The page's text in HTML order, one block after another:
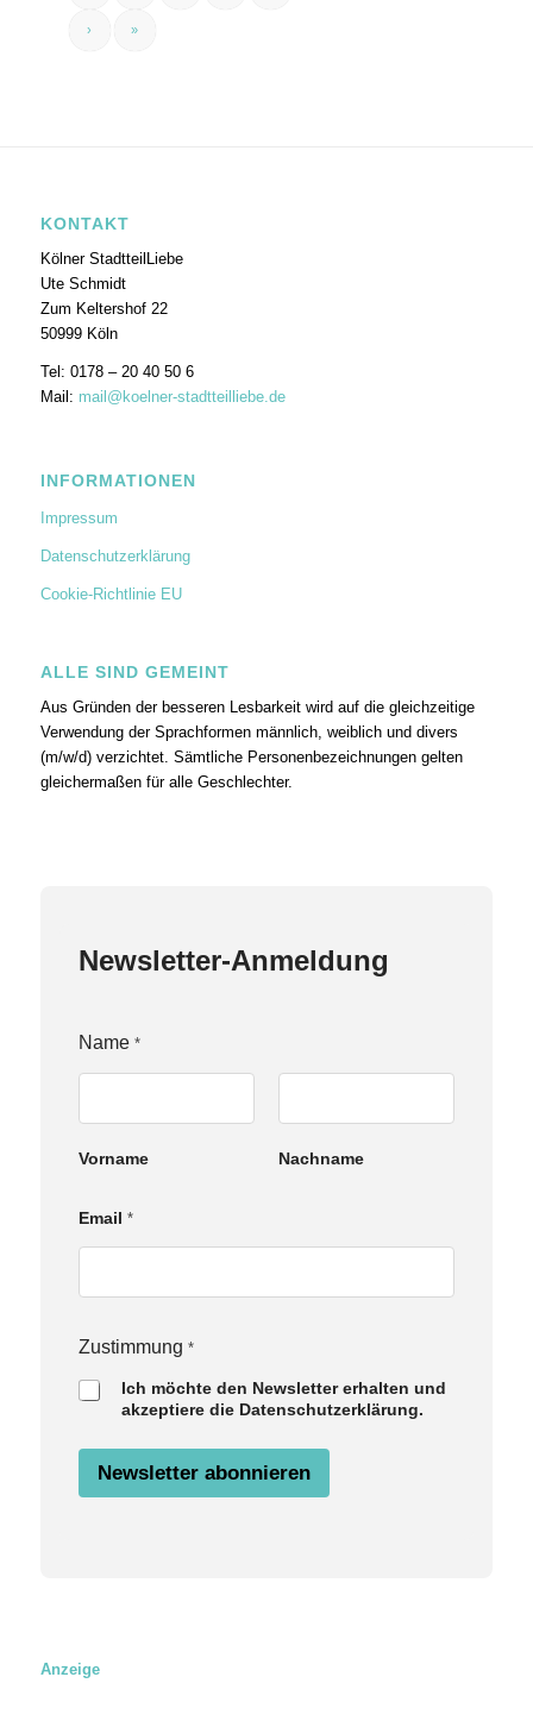
› »
KONTAKT
Kölner StadtteilLiebe
Ute Schmidt
Zum Keltershof 22
50999 Köln
Tel: 0178 – 20 40 50 6
Mail: mail@koelner-stadtteilliebe.de
INFORMATIONEN
Impressum
Datenschutzerklärung
Cookie-Richtlinie EU
ALLE SIND GEMEINT
Aus Gründen der besseren Lesbarkeit wird auf die gleichzeitige
Verwendung der Sprachformen männlich, weiblich und divers
(m/w/d) verzichtet. Sämtliche Personenbezeichnungen gelten
gleichermaßen für alle Geschlechter.
Newsletter-Anmeldung
Name *
Vorname Nachname
Email *
N
u
t
m
Zustimmung *
Ich möchte den Newsletter erhalten und
akzeptiere die Datenschutzerklärung.
Newsletter abonnieren
Anzeige